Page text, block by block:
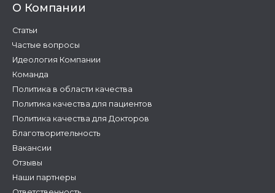
О Компании
Статьи
Частые вопросы
Идеология Компании
Команда
Политика в области качества
Политика качества для пациентов
Политика качества для Докторов
Благотворительность
Вакансии
Отзывы
Наши партнеры